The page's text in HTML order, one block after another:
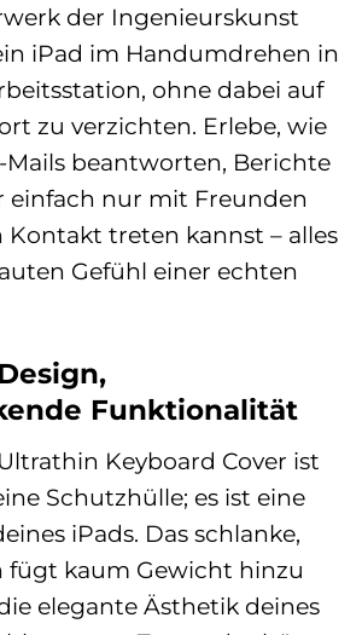
der Ingenieurskunst
iPad im Handumdrehen in
ohne dabei auf
zu verzichten. Erlebe, wie
Mails beantworten, Berichte
einfach nur mit Freunden
Kontakt treten kannst – alles
Gefühl einer echten
Funktionalität
Keyboard Cover ist
Schutzhülle; es ist eine
iPads. Das schlanke,
fügt kaum Gewicht hinzu
elegante Ästhetik deines